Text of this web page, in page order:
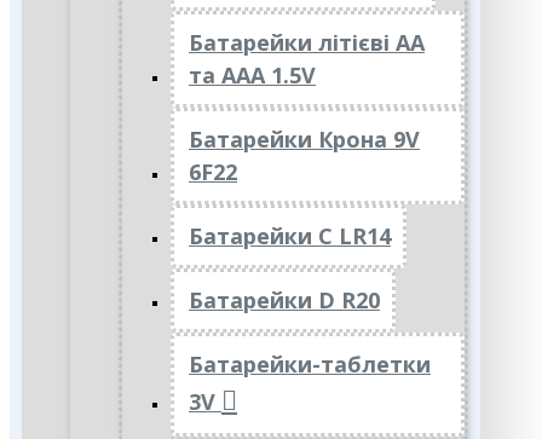
Батарейки літієві АА
та ААА 1.5V
Батарейки Крона 9V
6F22
Батарейки C LR14
Батарейки D R20
Батарейки-таблетки
3V